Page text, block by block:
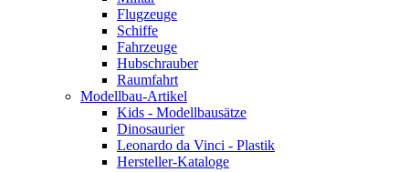
Flugzeuge
Schiffe
Fahrzeuge
Hubschrauber
Raumfahrt
Modellbau-Artikel
Kids - Modellbausätze
Dinosaurier
Leonardo da Vinci - Plastik
Hersteller-Kataloge